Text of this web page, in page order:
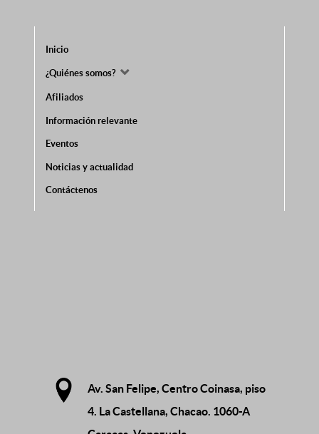
Inicio
¿Quiénes somos?
Afiliados
Información relevante
Eventos
Noticias y actualidad
Contáctenos
Av. San Felipe, Centro Coinasa, piso
4. La Castellana, Chacao. 1060-A